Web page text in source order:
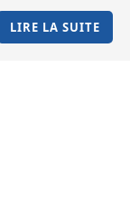
LIRE LA SUITE